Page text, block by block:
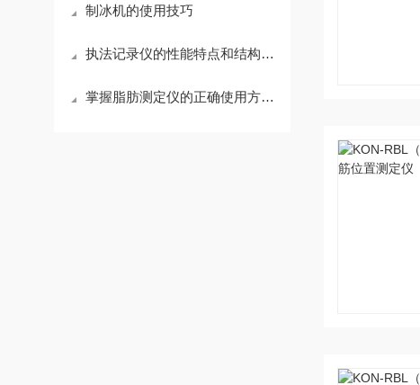
制冰机的使用技巧
执法记录仪的性能特点和结构设计
掌握脂肪测定仪的正确使用方法与维护要点